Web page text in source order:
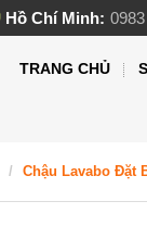
Hồ Chí Minh:
TRANG CHỦ
Chậu Lavabo Đặt